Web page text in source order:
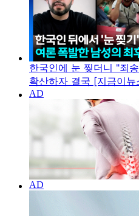
한국인에 눈 찢더니 "죄
확산하자 결국 [지금이뉴